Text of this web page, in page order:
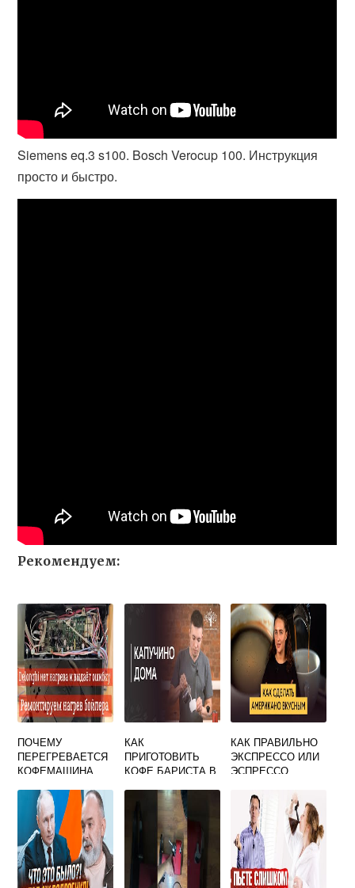
Siemens eq.3 s100. Bosch Verocup 100. Инструкция
просто и быстро.
Рекомендуем:
ПОЧЕМУ
ПЕРЕГРЕВАЕТСЯ
КОФЕМАШИНА
КАК
ПРИГОТОВИТЬ
КОФЕ БАРИСТА В
УСЛОВИЯХ
КАК ПРАВИЛЬНО
ЭКСПРЕССО ИЛИ
ЭСПРЕССО